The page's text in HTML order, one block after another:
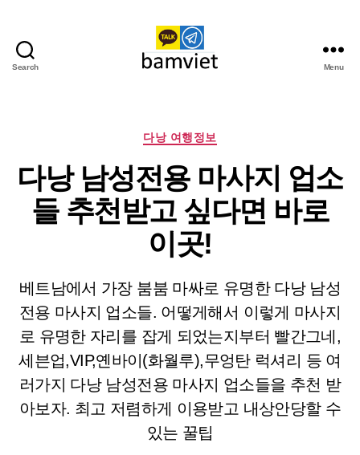
Search
라
케
I
황
제
투
어
Menu
Categories
다낭 여행정보
다낭 남성전용 마사지 업소
들 추천받고 싶다면 바로
이곳!
베트남에서 가장 붐붐 마싸로 유명한 다낭 남성
전용 마사지 업소들. 어떻게해서 이렇게 마사지
로 유명한 자리를 잡게 되었는지부터 빨간그네,
세븐업,VIP,옌바이(화월루),무엉탄 럭셔리 등 여
러가지 다낭 남성전용 마사지 업소들을 추천 받
아보자. 최고 저렴하게 이용받고 내상안당할 수
있는 꿀팁